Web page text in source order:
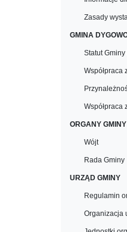
Zasady
GMINA
Statut
Współpraca
Współpraca
ORGANY GMINY
Wójt
Rada Gminy
URZĄD GMINY
Regulamin
Organizacja